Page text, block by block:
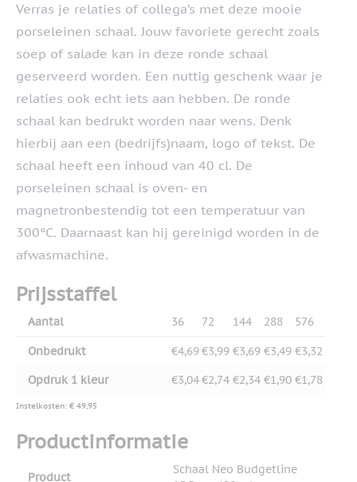
Verras je relaties of collega’s met deze mooie
porseleinen schaal. Jouw favoriete gerecht zoals
soep of salade kan in deze ronde schaal
geserveerd worden. Een nuttig geschenk waar je
relaties ook echt iets aan hebben. De ronde
schaal kan bedrukt worden naar wens. Denk
hierbij aan een (bedrijfs)naam, logo of tekst. De
schaal heeft een inhoud van 40 cl. De
porseleinen schaal is oven- en
magnetronbestendig tot een temperatuur van
300°C. Daarnaast kan hij gereinigd worden in de
afwasmachine.
Prijsstaffel
Aantal 36 72 144 288 576
Onbedrukt €4,69€3,99 €3,69 €3,49 €3,32
Opdruk 1 kleur
€3,04€2,74 €2,34 €1,90 €1,78
Instelkosten: € 49,95
Productinformatie
Product
Schaal Neo Budgetline